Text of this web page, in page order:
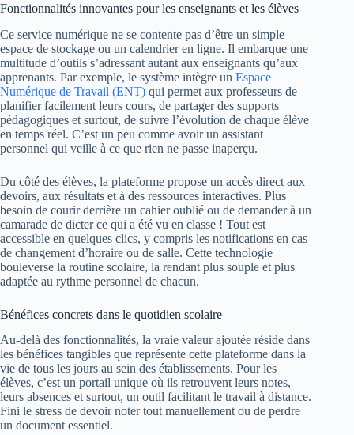
Fonctionnalités innovantes pour les enseignants et les élèves
Ce service numérique ne se contente pas d’être un simple
espace de stockage ou un calendrier en ligne. Il embarque une
multitude d’outils s’adressant autant aux enseignants qu’aux
apprenants. Par exemple, le système intègre un Espace
Numérique de Travail (ENT) qui permet aux professeurs de
planifier facilement leurs cours, de partager des supports
pédagogiques et surtout, de suivre l’évolution de chaque élève
en temps réel. C’est un peu comme avoir un assistant
personnel qui veille à ce que rien ne passe inaperçu.
Du côté des élèves, la plateforme propose un accès direct aux
devoirs, aux résultats et à des ressources interactives. Plus
besoin de courir derrière un cahier oublié ou de demander à un
camarade de dicter ce qui a été vu en classe ! Tout est
accessible en quelques clics, y compris les notifications en cas
de changement d’horaire ou de salle. Cette technologie
bouleverse la routine scolaire, la rendant plus souple et plus
adaptée au rythme personnel de chacun.
Bénéfices concrets dans le quotidien scolaire
Au-delà des fonctionnalités, la vraie valeur ajoutée réside dans
les bénéfices tangibles que représente cette plateforme dans la
vie de tous les jours au sein des établissements. Pour les
élèves, c’est un portail unique où ils retrouvent leurs notes,
leurs absences et surtout, un outil facilitant le travail à distance.
Fini le stress de devoir noter tout manuellement ou de perdre
un document essentiel.